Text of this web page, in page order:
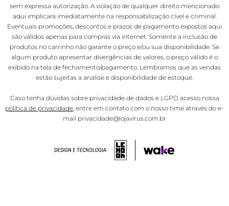
sem expressa autorização. A violação de qualquer direito mencionado
aqui implicará imediatamente na responsabilização cível e criminal.
Eventuais promoções, descontos e prazos de pagamento expostos aqui
são válidos apenas para compras via internet. Somente a inclusão de
produtos no carrinho não garante o preço e/ou sua disponibilidade. Se
algum produto apresentar divergências de valores, o preço válido é o
exibido na tela de fechamento/pagamento. Lembramos que as vendas
estão sujeitas a análise e disponibilidade de estoque.
Caso tenha dúvidas sobre privacidade de dados e LGPD acesso nossa
política de privacidade , entre em contato com o nosso time através do e-
mail privacidade@lojavirus.com.br